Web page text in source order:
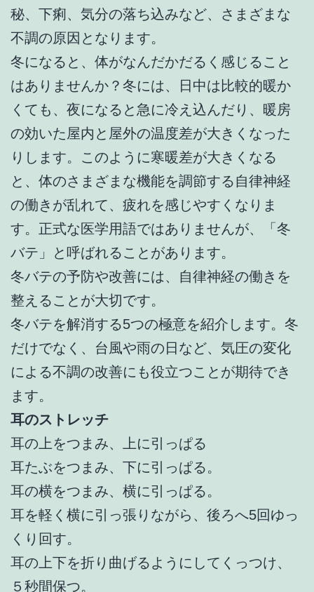
秘、下痢、気分の落ち込みなど、さまざまな
不調の原因となります。
冬になると、体がなんだかだるく感じること
はありませんか？冬には、日中は比較的暖か
くても、夜になると急に冷え込んだり、暖房
の効いた屋内と屋外の温度差が大きくなった
りします。このように寒暖差が大きくなる
と、体のさまざまな機能を調節する自律神経
の働きが乱れて、疲れを感じやすくなりま
す。正式な医学用語ではありませんが、「冬
バテ」と呼ばれることがあります。
冬バテの予防や改善には、自律神経の働きを
整えることが大切です。
冬バテを解消する5つの極意を紹介します。冬
だけでなく、台風や雨の日など、気圧の変化
による不調の改善にも役立つことが期待でき
ます。
耳のストレッチ
耳の上をつまみ、上に引っぱる
耳たぶをつまみ、下に引っぱる。
耳の横をつまみ、横に引っぱる。
耳を軽く横に引っ張りながら、後ろへ5回ゆっ
くり回す。
耳の上下を折り曲げるようにしてくっつけ、
５秒間保つ。